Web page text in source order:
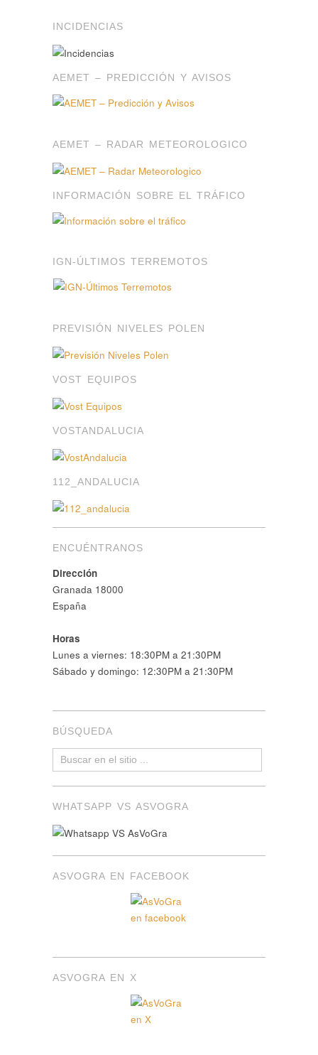
INCIDENCIAS
AEMET – PREDICCIÓN Y AVISOS
AEMET – RADAR METEOROLOGICO
INFORMACIÓN SOBRE EL TRÁFICO
IGN-ÚLTIMOS TERREMOTOS
PREVISIÓN NIVELES POLEN
VOST EQUIPOS
VOSTANDALUCIA
112_ANDALUCIA
ENCUÉNTRANOS
Dirección
Granada 18000
España
Horas
Lunes a viernes: 18:30PM a 21:30PM
Sábado y domingo: 12:30PM a 21:30PM
BÚSQUEDA
WHATSAPP VS ASVOGRA
ASVOGRA EN FACEBOOK
ASVOGRA EN X